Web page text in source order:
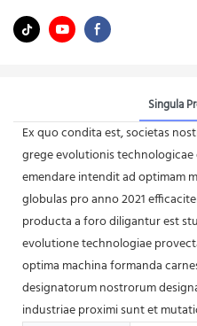
Singula
Ex quo condita est, societas
grege evolutionis
emendare intendit ad optimam
globulas pro anno 2021
producta a foro diligantur est
evolutione technologiae
optima machina formanda
designatorum nostrorum
industriae proximi sunt et